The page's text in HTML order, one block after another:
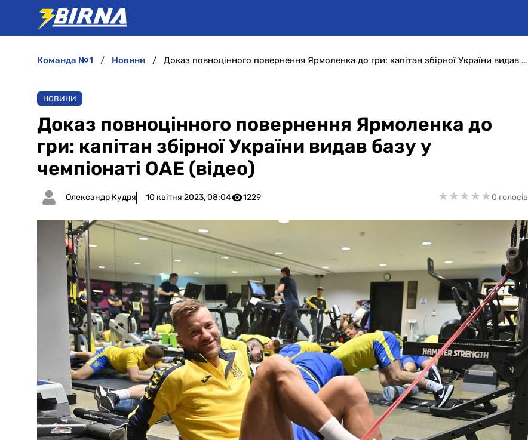
команда №1 новини Доказ повноцінного повернення Ярмоленка до гри: капітан збірної України видав базу у чемпіонаті ОАЕ (відео)
НОВИНИ
Доказ повноцінного повернення Ярмоленка до
гри: капітан збірної України видав базу у
чемпіонаті ОАЕ (відео)
Олександр Кудря 10 квітня 2023, 08:04 1229 ★★★★★
★★★★★0 голосів